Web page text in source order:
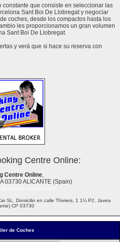
de Coches
constante que consiste en seleccionar las
Sant Boi De Llobregat y negociar
coches, desde los compactos hasta los
les proporcionamos un gran volumen
Sant Boi De Llobregat.
y verá que si hace su reserva con
Centre Online:
Centre Online,
03730 ALICANTE (Spain)
SL. Domicilio en calle Thiviers, 1 1¼ P2, Javea
CP 03730